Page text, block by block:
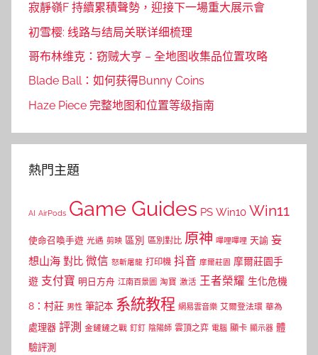
寂靜嶺F 持續累積聲勢，迎接下一場重大展示會
初雪樱: 线路与结局关联详细梳理
哥布林维克：窃贼大亨 – 全地图收集品位置攻略
Blade Ball：如何获得Bunny Coins
Haze Piece 完整地图和位置等级指南
熱門主題
AI AirPods Game Guides PS Win10 Win11
使命召喚手遊 光遇 剪映 區別 區別對比 原神 嗶哩嗶哩 天諭 妄
想山海 對比 微信 怒斬屠龍 打印機 抖音 摩爾莊園 摩爾莊園手
遊 支付寶 明日方舟 江南百景圖 淘寶 激活 王者榮耀 生化危機
8：村莊 男性 筆記本 系統教程 網易雲音樂 艾爾登法環 華為
處理器 評測 金鏟鏟之戰 釘釘 陰陽師 雲頂之弈 電腦 顯卡 顯示器 體
驗評測